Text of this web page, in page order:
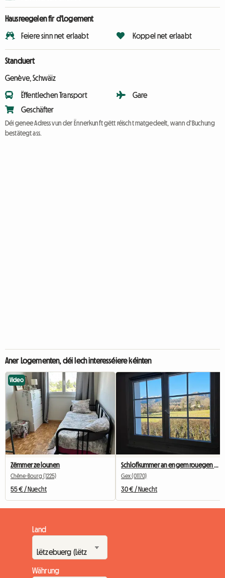
Hausreegelen fir d'Logement
Feiere sinn net erlaabt Koppel net erlaabt
Standuert
Genève, Schwäiz
Ëffentlechen Transport
Geschäfter
Gare
Déi genee Adress vun der Ënnerkunft gëtt réischt matgedeelt, wann d'Buchung
bestätegt ass.
Aner Logementen, déi Iech interesséiere kéinten
Video
Zëmmer ze lounen
Chêne-Bourg (1225)
55 € / Nuecht
Gex (01170)
30 € / Nuecht
Land
Währung